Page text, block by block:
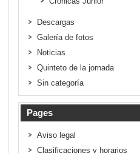
Descargas
Galería de fotos
Noticias
Quinteto de la jornada
Sin categoría
Pages
Aviso legal
Clasificaciones y horarios